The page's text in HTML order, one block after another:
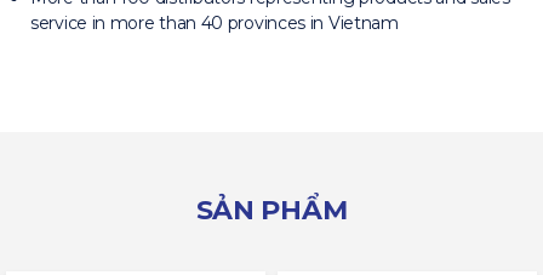
service in more than 40 provinces in Vietnam
SẢN PHẨM